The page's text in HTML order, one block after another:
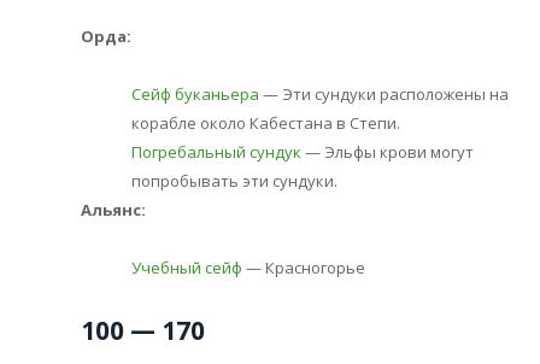
Орда:
Сейф буканьера — Эти сундуки расположены на
корабле около Кабестана в Степи.
Погребальный сундук — Эльфы крови могут
попробывать эти сундуки.
Альянс:
Учебный сейф — Красногорье
100 — 170